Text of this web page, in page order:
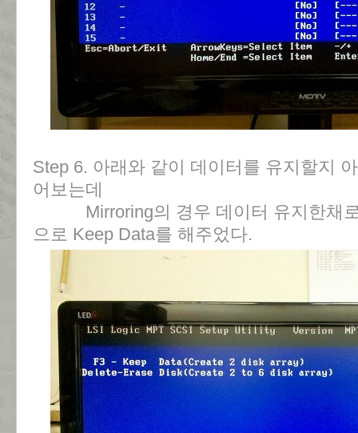
Step 6. 아래와 같이 데이터를 유지할지
어보는데
Mirroring의 경우 데이터 유지한채로
으로 Keep Data를 해주었다.